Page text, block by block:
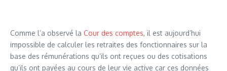
Comme l’a observé la Cour des comptes, il est aujourd’hui
impossible de calculer les retraites des fonctionnaires sur la
base des rémunérations qu’ils ont reçues ou des cotisations
qu’ils ont payées au cours de leur vie active car ces données